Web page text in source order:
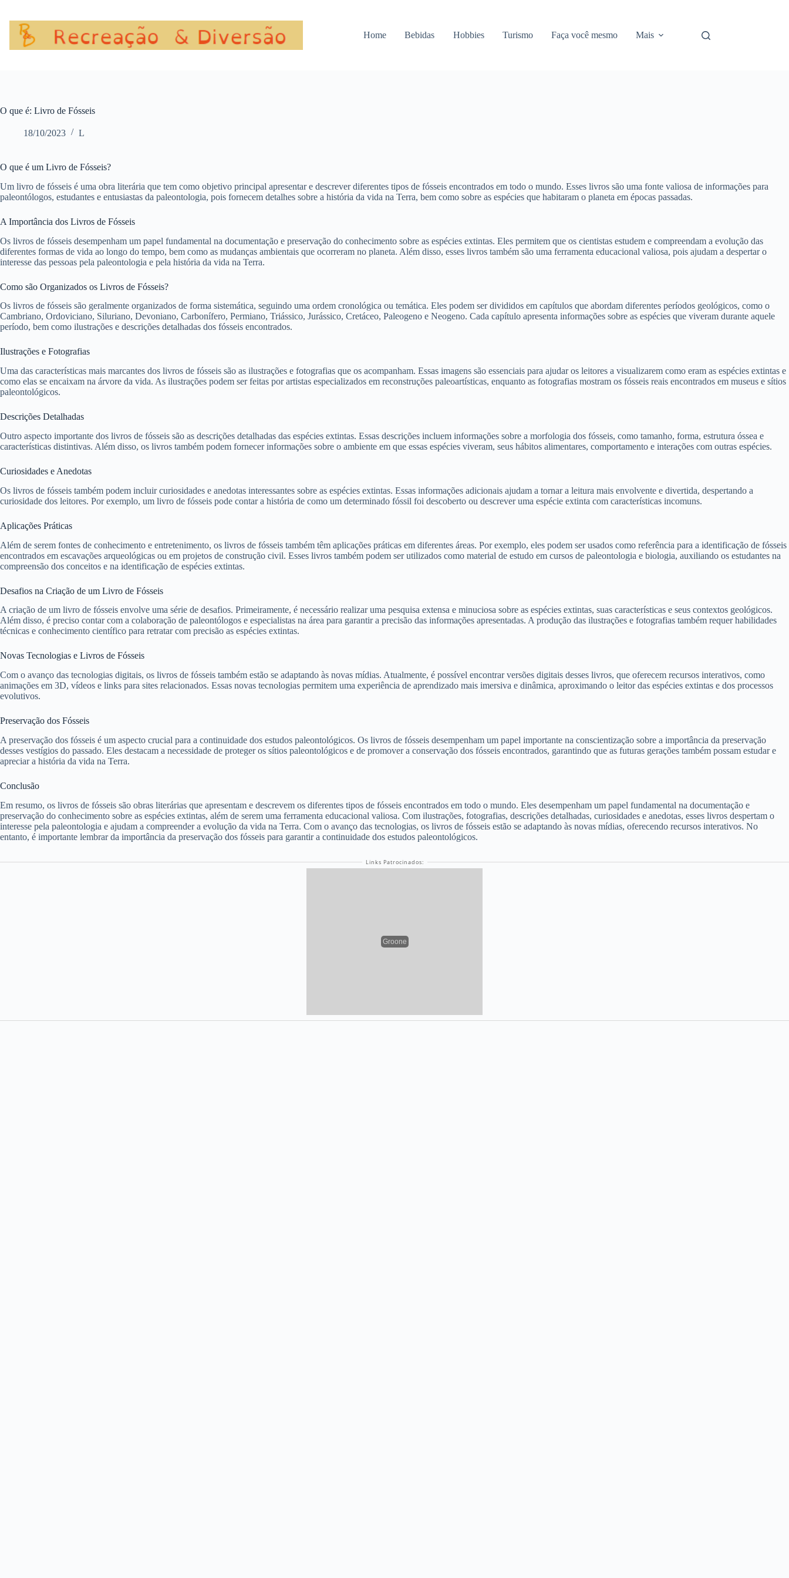
conteúdo
Home Bebidas Hobbies Turismo Faça você mesmo Mais
O que é: Livro de Fósseis
18/10/2023 L
O que é um Livro de Fósseis?
Um livro de fósseis é uma obra literária que tem como objetivo principal apresentar e descrever diferentes tipos de fósseis encontrados em todo o mundo. Esses livros são uma fonte valiosa de informações para
paleontólogos, estudantes e entusiastas da paleontologia, pois fornecem detalhes sobre a história da vida na Terra, bem como sobre as espécies que habitaram o planeta em épocas passadas.
A Importância dos Livros de Fósseis
Os livros de fósseis desempenham um papel fundamental na documentação e preservação do conhecimento sobre as espécies extintas. Eles permitem que os cientistas estudem e compreendam a evolução das
diferentes formas de vida ao longo do tempo, bem como as mudanças ambientais que ocorreram no planeta. Além disso, esses livros também são uma ferramenta educacional valiosa, pois ajudam a despertar o
interesse das pessoas pela paleontologia e pela história da vida na Terra.
Como são Organizados os Livros de Fósseis?
Os livros de fósseis são geralmente organizados de forma sistemática, seguindo uma ordem cronológica ou temática. Eles podem ser divididos em capítulos que abordam diferentes períodos geológicos, como o
Cambriano, Ordoviciano, Siluriano, Devoniano, Carbonífero, Permiano, Triássico, Jurássico, Cretáceo, Paleogeno e Neogeno. Cada capítulo apresenta informações sobre as espécies que viveram durante aquele
período, bem como ilustrações e descrições detalhadas dos fósseis encontrados.
Ilustrações e Fotografias
Uma das características mais marcantes dos livros de fósseis são as ilustrações e fotografias que os acompanham. Essas imagens são essenciais para ajudar os leitores a visualizarem como eram as espécies extintas e
como elas se encaixam na árvore da vida. As ilustrações podem ser feitas por artistas especializados em reconstruções paleoartísticas, enquanto as fotografias mostram os fósseis reais encontrados em museus e sítios
paleontológicos.
Descrições Detalhadas
Outro aspecto importante dos livros de fósseis são as descrições detalhadas das espécies extintas. Essas descrições incluem informações sobre a morfologia dos fósseis, como tamanho, forma, estrutura óssea e
características distintivas. Além disso, os livros também podem fornecer informações sobre o ambiente em que essas espécies viveram, seus hábitos alimentares, comportamento e interações com outras espécies.
Curiosidades e Anedotas
Os livros de fósseis também podem incluir curiosidades e anedotas interessantes sobre as espécies extintas. Essas informações adicionais ajudam a tornar a leitura mais envolvente e divertida, despertando a
curiosidade dos leitores. Por exemplo, um livro de fósseis pode contar a história de como um determinado fóssil foi descoberto ou descrever uma espécie extinta com características incomuns.
Aplicações Práticas
Além de serem fontes de conhecimento e entretenimento, os livros de fósseis também têm aplicações práticas em diferentes áreas. Por exemplo, eles podem ser usados como referência para a identificação de fósseis
encontrados em escavações arqueológicas ou em projetos de construção civil. Esses livros também podem ser utilizados como material de estudo em cursos de paleontologia e biologia, auxiliando os estudantes na
compreensão dos conceitos e na identificação de espécies extintas.
Desafios na Criação de um Livro de Fósseis
A criação de um livro de fósseis envolve uma série de desafios. Primeiramente, é necessário realizar uma pesquisa extensa e minuciosa sobre as espécies extintas, suas características e seus contextos geológicos.
Além disso, é preciso contar com a colaboração de paleontólogos e especialistas na área para garantir a precisão das informações apresentadas. A produção das ilustrações e fotografias também requer habilidades
técnicas e conhecimento científico para retratar com precisão as espécies extintas.
Novas Tecnologias e Livros de Fósseis
Com o avanço das tecnologias digitais, os livros de fósseis também estão se adaptando às novas mídias. Atualmente, é possível encontrar versões digitais desses livros, que oferecem recursos interativos, como
animações em 3D, vídeos e links para sites relacionados. Essas novas tecnologias permitem uma experiência de aprendizado mais imersiva e dinâmica, aproximando o leitor das espécies extintas e dos processos
evolutivos.
Preservação dos Fósseis
A preservação dos fósseis é um aspecto crucial para a continuidade dos estudos paleontológicos. Os livros de fósseis desempenham um papel importante na conscientização sobre a importância da preservação
desses vestígios do passado. Eles destacam a necessidade de proteger os sítios paleontológicos e de promover a conservação dos fósseis encontrados, garantindo que as futuras gerações também possam estudar e
apreciar a história da vida na Terra.
Conclusão
Em resumo, os livros de fósseis são obras literárias que apresentam e descrevem os diferentes tipos de fósseis encontrados em todo o mundo. Eles desempenham um papel fundamental na documentação e
preservação do conhecimento sobre as espécies extintas, além de serem uma ferramenta educacional valiosa. Com ilustrações, fotografias, descrições detalhadas, curiosidades e anedotas, esses livros despertam o
interesse pela paleontologia e ajudam a compreender a evolução da vida na Terra. Com o avanço das tecnologias, os livros de fósseis estão se adaptando às novas mídias, oferecendo recursos interativos. No
entanto, é importante lembrar da importância da preservação dos fósseis para garantir a continuidade dos estudos paleontológicos.